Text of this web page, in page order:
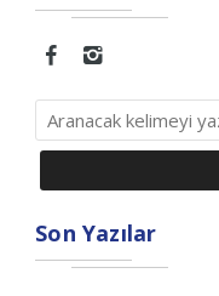
Son Yazılar